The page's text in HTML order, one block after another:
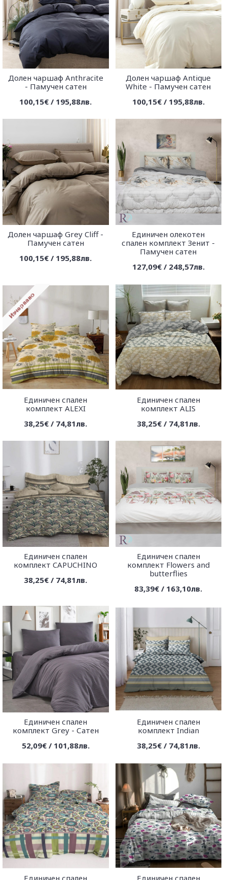
Долен чаршаф Anthracite
- Памучен сатен
100,15€ / 195,88лв.
Долен чаршаф Antique
White - Памучен сатен
100,15€ / 195,88лв.
Долен чаршаф Grey Cliff -
Памучен сатен
100,15€ / 195,88лв.
Единичен олекотен
спален комплект Зенит -
Памучен сатен
127,09€ / 248,57лв.
Единичен спален
комплект ALEXI
38,25€ / 74,81лв.
Единичен спален
комплект ALIS
38,25€ / 74,81лв.
Единичен спален
комплект CAPUCHINO
38,25€ / 74,81лв.
Единичен спален
комплект Flowers and
butterflies
83,39€ / 163,10лв.
Единичен спален
комплект Grey - Сатен
52,09€ / 101,88лв.
Единичен спален
комплект Indian
38,25€ / 74,81лв.
Единичен спален Единичен спален